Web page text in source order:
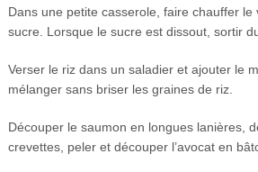
Dans une petite casserole, faire chauffer le
sucre. Lorsque le sucre est dissout, sortir
Verser le riz dans un saladier et ajouter le
mélanger sans briser les graines de riz.
Découper le saumon en longues lanières,
crevettes, peler et découper l’avocat en